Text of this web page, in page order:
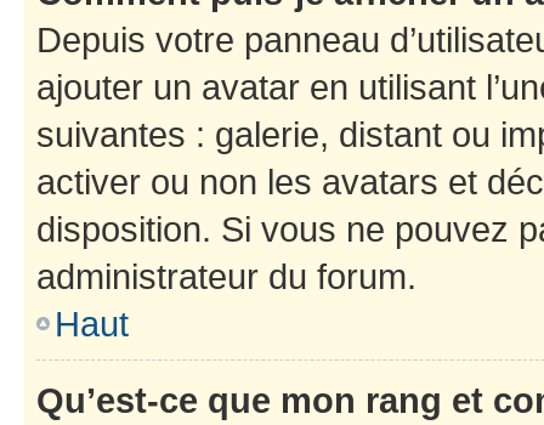
Depuis votre panneau
ajouter un avatar en utilisant
suivantes : galerie, distant ou
activer ou non les avatars et
disposition. Si vous ne pouvez
administrateur du forum.
Haut
Qu’est-ce que mon rang et